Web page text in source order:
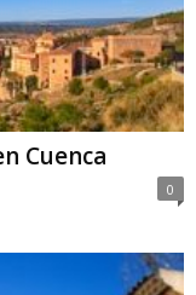
Cuenca
0